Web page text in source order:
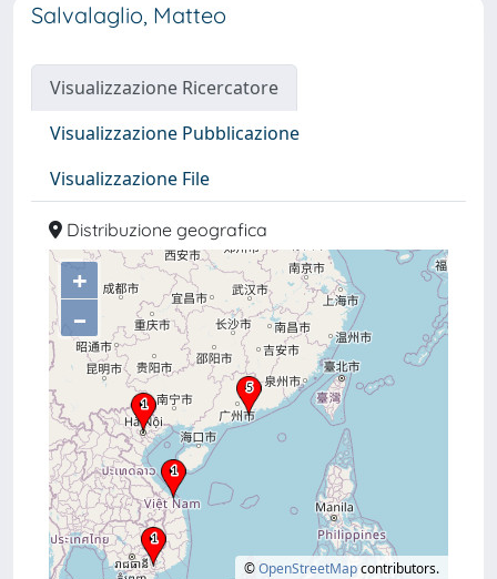
Salvalaglio, Matteo
Visualizzazione Ricercatore
Visualizzazione Pubblicazione
Visualizzazione File
Distribuzione geografica
+
–
©OpenStreetMapcontributors.